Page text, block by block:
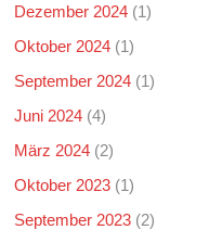
Dezember 2024 (1)
Oktober 2024 (1)
September 2024 (1)
Juni 2024 (4)
März 2024 (2)
Oktober 2023 (1)
September 2023 (2)